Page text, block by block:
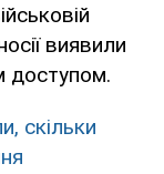
виявили
доступом.
скільки